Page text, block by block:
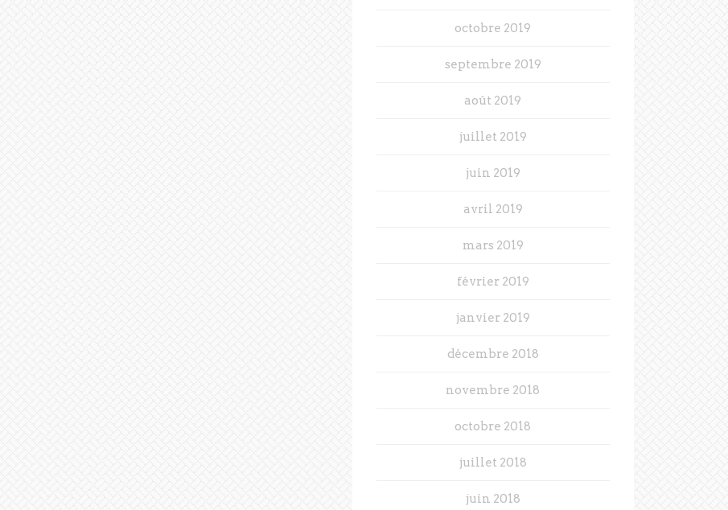
octobre 2019
septembre 2019
août 2019
juillet 2019
juin 2019
avril 2019
mars 2019
février 2019
janvier 2019
décembre 2018
novembre 2018
octobre 2018
juillet 2018
juin 2018